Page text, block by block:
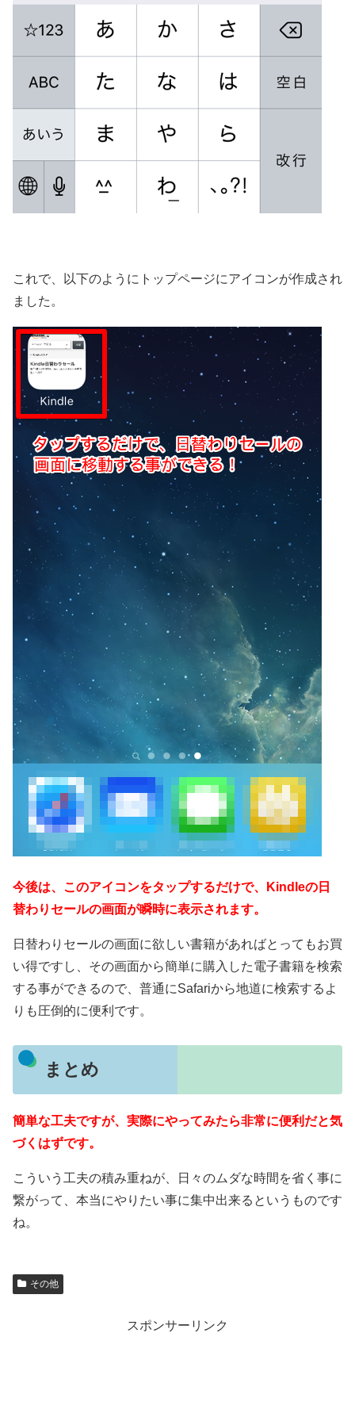
これで、以下のようにトップページにアイコンが作成され
ました。
今後は、このアイコンをタップするだけで、Kindleの日
替わりセールの画面が瞬時に表示されます。
日替わりセールの画面に欲しい書籍があればとってもお買
い得ですし、その画面から簡単に購入した電子書籍を検索
する事ができるので、普通にSafariから地道に検索するよ
りも圧倒的に便利です。
まとめ
簡単な工夫ですが、実際にやってみたら非常に便利だと気
づくはずです。
こういう工夫の積み重ねが、日々のムダな時間を省く事に
繋がって、本当にやりたい事に集中出来るというものです
ね。
その他
スポンサーリンク